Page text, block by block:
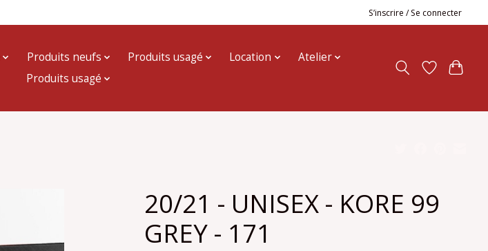
S’inscrire / Se connecter
Produits neufs Produits usagé Location
Atelier
Produits usagé
20/21 - UNISEX - KORE 99
GREY - 171